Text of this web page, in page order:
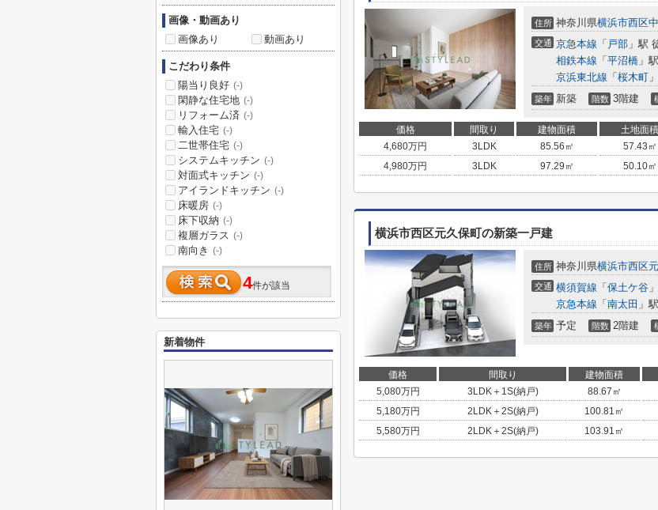
住所 神奈川県横浜市西区
交通 京急本線 「 戸部 」駅
相鉄本線 「 平沼橋 」
京浜東北線 「 桜木町
築年 新築 階数 3階建
価格 間取り 建物面積 土地面積
4,680万円 3LDK 85.56㎡ 57.43㎡
4,980万円 3LDK 97.29㎡ 50.10㎡
横浜市西区元久保町の新築一戸建
住所 神奈川県横浜市西区
交通 横須賀線 「 保土ケ谷
京急本線 「 南太田 」
築年 予定 階数 2階建
価格 間取り 建物面積
5,080万円 3LDK＋1S(納戸) 88.67㎡
5,180万円 2LDK＋2S(納戸) 100.81㎡
5,580万円 2LDK＋2S(納戸) 103.91㎡
画像・動画あり
画像あり
動画あり
こだわり条件
陽当り良好 (-)
閑静な住宅地 (-)
リフォーム済 (-)
輸入住宅 (-)
二世帯住宅 (-)
システムキッチン (-)
対面式キッチン (-)
アイランドキッチン (-)
床暖房 (-)
床下収納 (-)
複層ガラス (-)
南向き (-)
4件が該当
新着物件